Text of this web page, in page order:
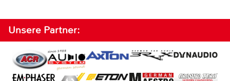
Unsere Partner: